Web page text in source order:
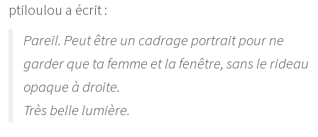
ptiloulou a écrit :
Pareil. Peut être un cadrage portrait pour ne
garder que ta femme et la fenêtre, sans le rideau
opaque à droite.
Très belle lumière.